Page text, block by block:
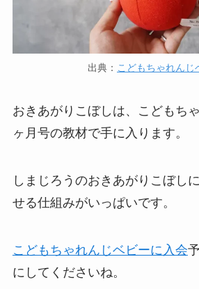
出典： こどもちゃれんじ
おきあがりこぼしは、こどもち
ヶ月号の教材で手に入ります。
しまじろうのおきあがりこぼし
せる仕組みがいっぱいです。
こどもちゃれんじベビーに入会
にしてくださいね。